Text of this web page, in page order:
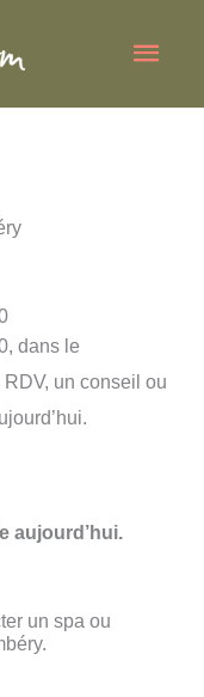
dans le
un conseil ou
aujourd’hui.
un spa ou